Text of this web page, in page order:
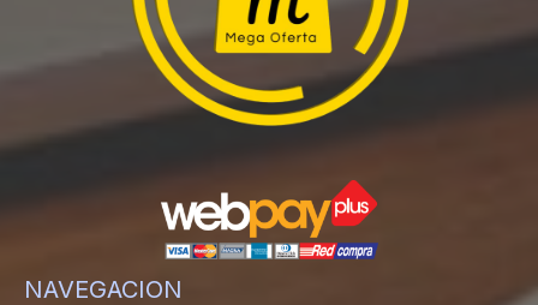
NAVEGACION